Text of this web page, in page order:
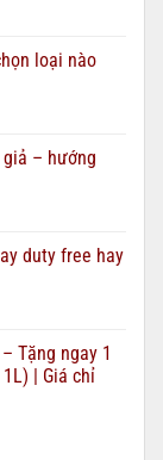
loại nào
– hướng
duty free hay
Tặng ngay 1
| Giá chỉ